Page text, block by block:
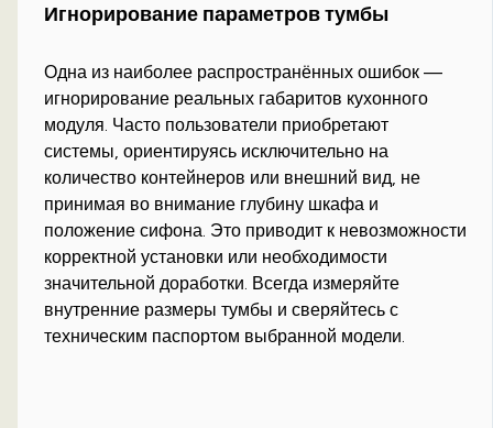
Игнорирование параметров тумбы
Одна из наиболее распространённых ошибок —
игнорирование реальных габаритов кухонного
модуля. Часто пользователи приобретают
системы, ориентируясь исключительно на
количество контейнеров или внешний вид, не
принимая во внимание глубину шкафа и
положение сифона. Это приводит к невозможности
корректной установки или необходимости
значительной доработки. Всегда измеряйте
внутренние размеры тумбы и сверяйтесь с
техническим паспортом выбранной модели.